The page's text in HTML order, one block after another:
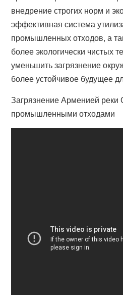
внедрение строгих норм и
эффективная система
промышленных отходов, а
более экологически чистых
уменьшить загрязнение
более устойчивое будущее
Загрязнение Арменией реки
промышленными отходами